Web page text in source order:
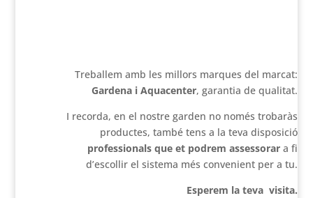
Treballem amb les millors marques del marcat:
Gardena i Aquacenter, garantia de qualitat.
I recorda, en el nostre garden no només trobaràs
productes, també tens a la teva disposició
professionals que et podrem assessorara fi
d’escollir el sistema més convenient per a tu.
Esperem la teva visita.